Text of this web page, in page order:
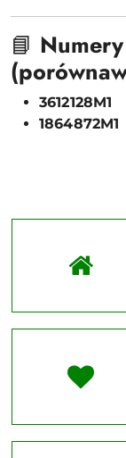
📘
3612128M1
1864872M1